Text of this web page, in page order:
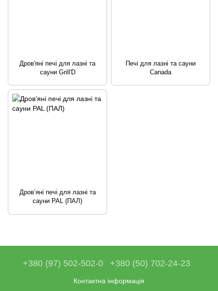
Дров'яні печі для лазні та
сауни Grill'D
Печі для лазні та сауни
Canada
Дров’яні печі для лазні та
сауни PAL (ПАЛ)
+380 (97) 502-502-0 +380 (50) 702-24-23
Контактна інформація